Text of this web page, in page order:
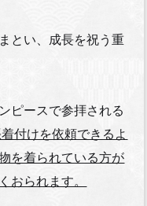
とい、成長を祝う重
ピースで参拝される
付けを依頼できるよ
を着られている方が
おられます。